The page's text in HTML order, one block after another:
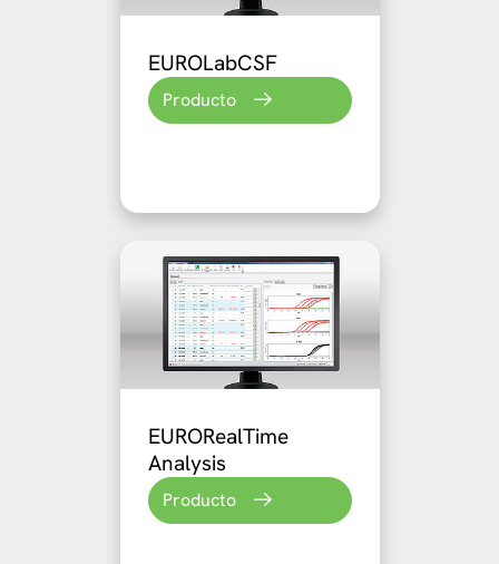
EUROLabCSF
Producto
EURORealTime
Analysis
Producto